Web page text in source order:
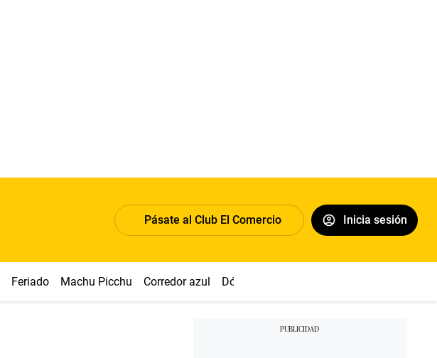
Pásate al Club El Comercio Inicia sesión
Feriado Machu Picchu Corredor azul Dólar